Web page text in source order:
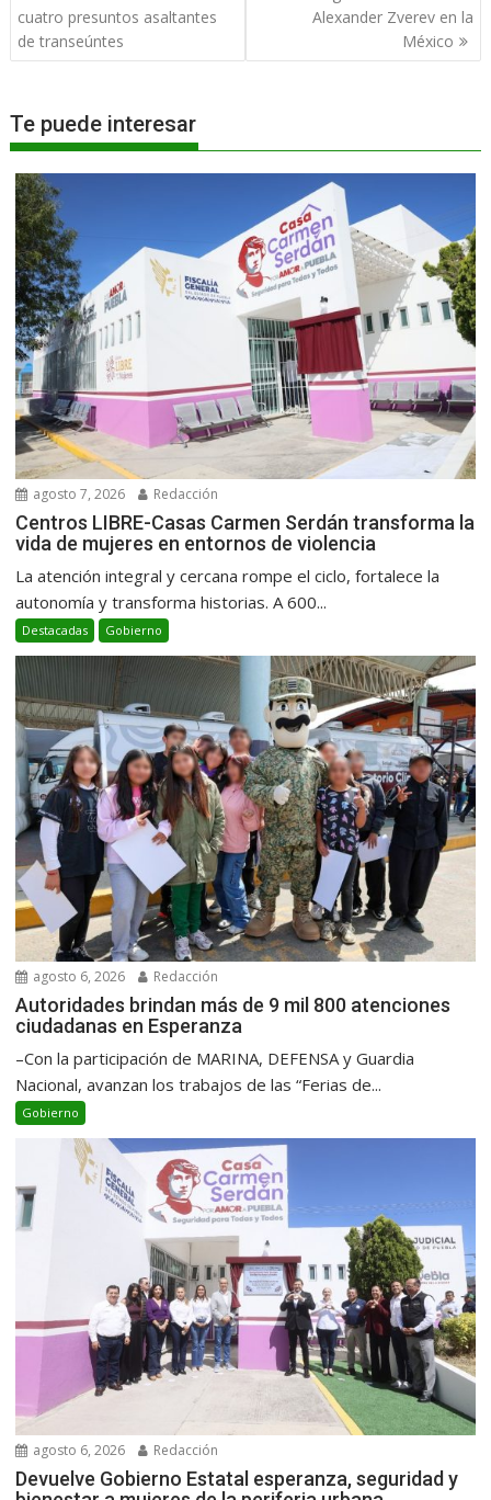
de
entradas
cuatro presuntos asaltantes
de transeúntes
Alexander Zverev en la
México
Te puede interesar
agosto 7, 2026 Redacción
Centros LIBRE-Casas Carmen Serdán transforma la
vida de mujeres en entornos de violencia
La atención integral y cercana rompe el ciclo, fortalece la
autonomía y transforma historias. A 600...
Destacadas Gobierno
agosto 6, 2026 Redacción
Autoridades brindan más de 9 mil 800 atenciones
ciudadanas en Esperanza
–Con la participación de MARINA, DEFENSA y Guardia
Nacional, avanzan los trabajos de las “Ferias de...
Gobierno
agosto 6, 2026 Redacción
Devuelve Gobierno Estatal esperanza, seguridad y